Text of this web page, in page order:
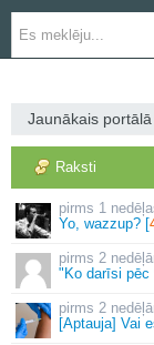
Jaunākais portālā
Raksti
1
Yo, wazzup? [
2
"Ko darīsi
2
[Aptauja] Vai